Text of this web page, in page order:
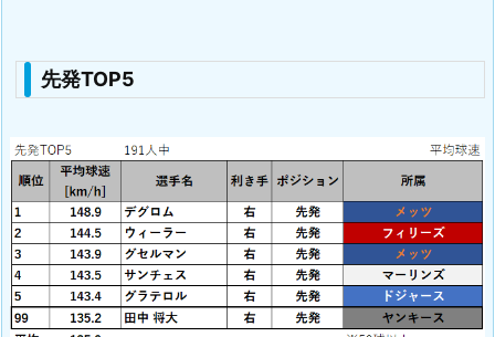
先発TOP5